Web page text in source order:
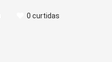
0 curtidas